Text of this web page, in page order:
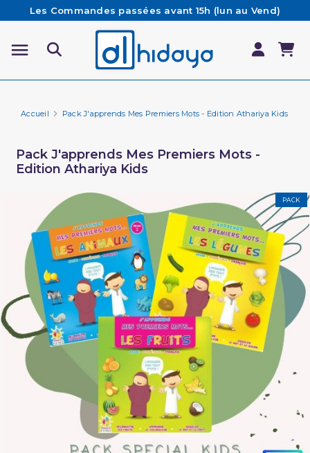
Les Commandes passées avant 15h (lun au Vend)
sont préparées et expédiées le jour même
Besoin d'aide ? Retrouvez notre FAQ
Livraison offerte à partir de 65€ d'achat*
Accueil Pack J'apprends Mes Premiers Mots - Edition Athariya Kids
Pack J'apprends Mes Premiers Mots -
Edition Athariya Kids
PACK